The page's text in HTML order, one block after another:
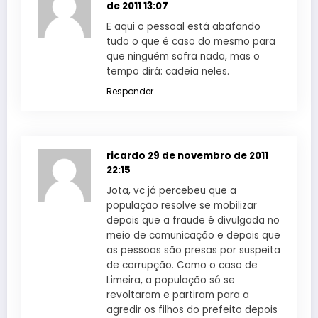
de 2011 13:07
E aqui o pessoal está abafando
tudo o que é caso do mesmo para
que ninguém sofra nada, mas o
tempo dirá: cadeia neles.
Responder
ricardo 29 de novembro de 2011
22:15
Jota, vc já percebeu que a
população resolve se mobilizar
depois que a fraude é divulgada no
meio de comunicação e depois que
as pessoas são presas por suspeita
de corrupção. Como o caso de
Limeira, a população só se
revoltaram e partiram para a
agredir os filhos do prefeito depois